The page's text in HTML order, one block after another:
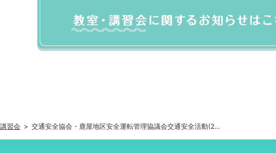
習会 交通安全協会・鹿屋地区安全運転管理協議会交通安全活動(2020.4月)